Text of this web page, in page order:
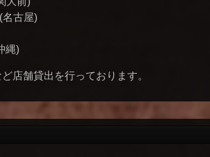
(名古屋)
縄)
店舗貸出を行っております。